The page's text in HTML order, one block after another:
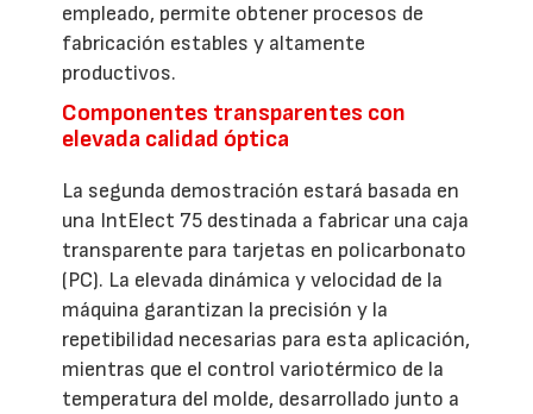
empleado, permite obtener procesos de
fabricación estables y altamente
productivos.
Componentes transparentes con
elevada calidad óptica
La segunda demostración estará basada en
una IntElect 75 destinada a fabricar una caja
transparente para tarjetas en policarbonato
(PC). La elevada dinámica y velocidad de la
máquina garantizan la precisión y la
repetibilidad necesarias para esta aplicación,
mientras que el control variotérmico de la
temperatura del molde, desarrollado junto a